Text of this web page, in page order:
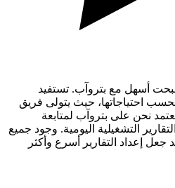
1,400 مركبة أصبحت أسهل مع بتروآب. تستفيد
احتياجاتها، حيث يتولى فريق
نعتمد نحن على بتروآب لمتابعة
التشغيلية اليومية. وجود جميع
إعداد التقارير أسرع وأكثر